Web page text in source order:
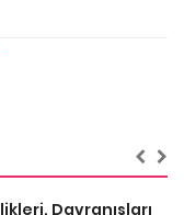
Davranışları